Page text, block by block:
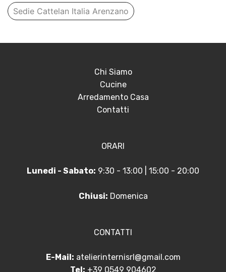
Sedie Cattelan Italia Arenzano
Chi Siamo
Cucine
Arredamento Casa
Contatti
ORARI
Lunedi - Sabato: 9:30 - 13:00 | 15:00 - 20:00
Chiusi: Domenica
CONTATTI
E-Mail: atelierinternisrl@gmail.com
Tel: +39 0549 904602